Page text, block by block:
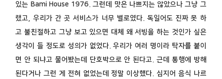
있는 Bami House 1976. 그런데 맛은 나쁘지는 않았으나 그냥 그
랬고, 우리가 간 곳 서비스가 너무 별로였다. 독일어도 진짜 못 하
고 불친절하고 그냥 보고 있으면 대체 왜 서빙을 하는 것인가 싶은
생각이 들 정도로 성의가 없었다. 우리가 여러 명이라 탁자를 붙이
면 안 되냐고 물어봤는데 단호박으로 안 된다고. 근데 통행에 방해
된다거나 그런 게 전혀 없었는데 정말 이상했다. 심지어 음식 나르